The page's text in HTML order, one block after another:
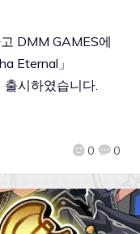
0 0
DMM GAMES에
Eternal」
시하였습니다.